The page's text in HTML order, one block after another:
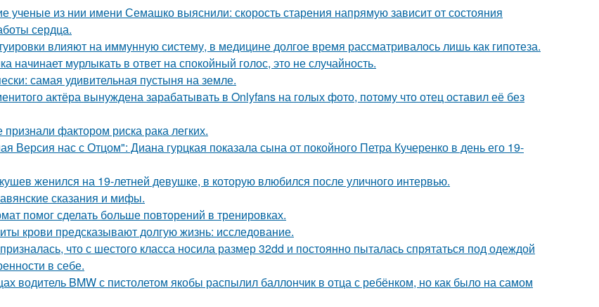
ученые из нии имени Семашко выяснили: скорость старения напрямую зависит от состояния
сердца.
влияют на иммунную систему, в медицине долгое время рассматривалось лишь как гипотеза.
начинает мурлыкать в ответ на спокойный голос, это не случайность.
самая удивительная пустыня на земле.
актёра вынуждена зарабатывать в Onlyfans на голых фото, потому что отец оставил её без
фактором риска рака легких.
Версия нас с Отцом": Диана гурцкая показала сына от покойного Петра Кучеренко в день его 19-
женился на 19-летней девушке, в которую влюбился после уличного интервью.
сказания и мифы.
помог сделать больше повторений в тренировках.
крови предсказывают долгую жизнь: исследование.
что с шестого класса носила размер 32dd и постоянно пыталась спрятаться под одеждой
в себе.
водитель BMW с пистолетом якобы распылил баллончик в отца с ребёнком, но как было на самом